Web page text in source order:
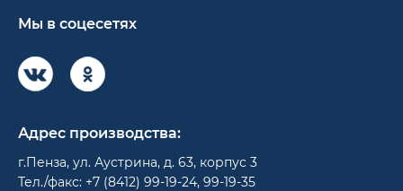
Мы в соцесетях
Адрес производства:
г.Пенза, ул. Аустрина, д. 63, корпус 3
Тел./факс: +7 (8412) 99-19-24, 99-19-35